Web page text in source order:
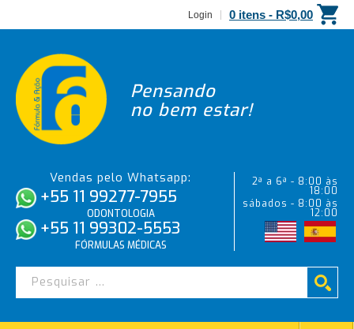
Login 0 itens - R$0,00
Pensando
no bem estar!
Vendas pelo Whatsapp:
+55 11 99277-7955
ODONTOLOGIA
+55 11 99302-5553
FÓRMULAS MÉDICAS
2ª a 6ª - 8:00 às
18:00
sábados - 8:00 às
12:00